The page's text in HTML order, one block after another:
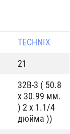
TECHNIX
21
32B-3 ( 50.8
x 30.99 мм.
) 2 x 1.1/4
дюйма ))